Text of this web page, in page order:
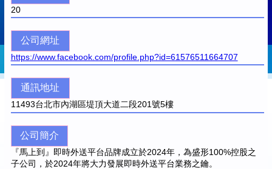
20
公司網址
https://www.facebook.com/profile.php?id=61576511664707
通訊地址
11493台北市內湖區堤頂大道二段201號5樓
公司簡介
『馬上到』即時外送平台品牌成立於2024年，為盛形100%控股之
子公司，於2024年將大力發展即時外送平台業務之鑰。